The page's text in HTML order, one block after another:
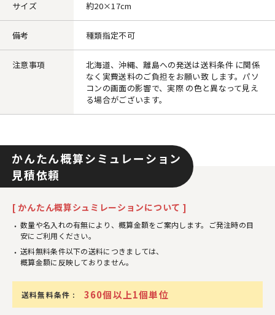
サイズ 約20×17cm
備考 種類指定不可
注意事項
北海道、沖縄、離島への発送は送料条件 に関係
なく実費送料のご負担をお願い致 します。パソ
コンの画面の影響で、実際 の色と異なって見え
る場合がございます。
かんたん概算シミュレーション
見積依頼
[ かんたん概算シュミレーションについて ]
数量や名入れの有無により、概算金額をご案内します。ご発注時の目
安にご利用ください。
送料無料条件以下の送料につきましては、
概算金額に反映しておりません。
送料無料条件 : 360個以上1個単位